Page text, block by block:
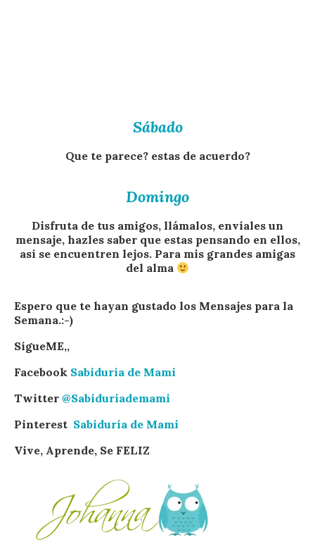
Sábado
Que te parece? estas de acuerdo?
Domingo
Disfruta de tus amigos, llámalos, envíales un
mensaje, hazles saber que estas pensando en ellos,
así se encuentren lejos. Para mis grandes amigas
del alma
Espero que te hayan gustado los Mensajes para la
Semana.:-)
SígueME,,
Facebook Sabiduría de Mami
Twitter @Sabiduriademami
Pinterest Sabiduría de Mami
Vive, Aprende, Se FELIZ